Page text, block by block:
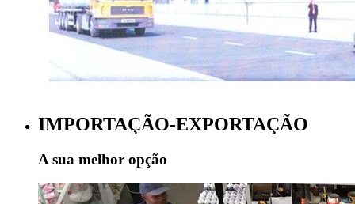
IMPORTAÇÃO-EXPORTAÇÃO
A sua melhor opção